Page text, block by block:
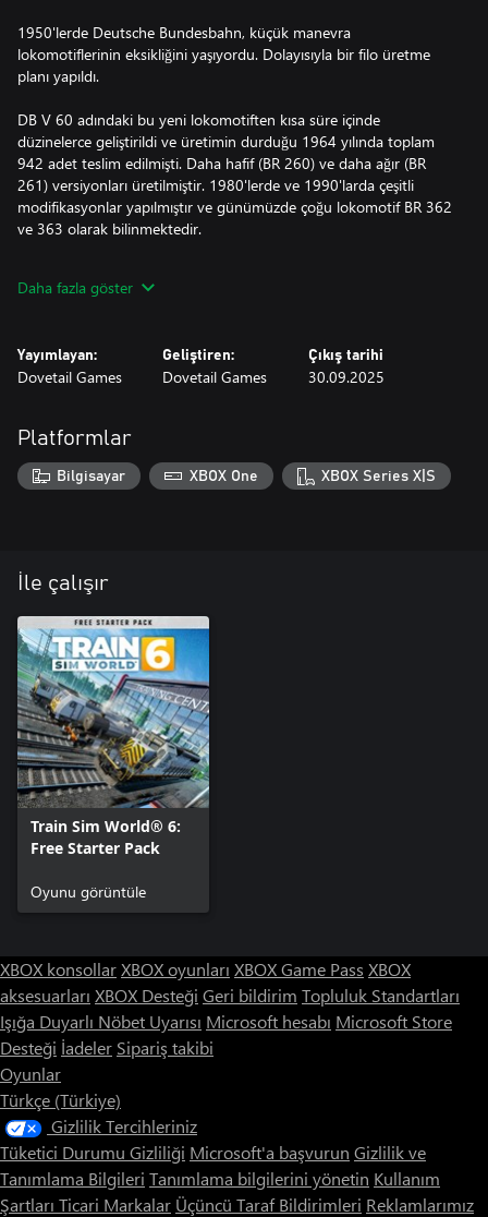
1950'lerde Deutsche Bundesbahn, küçük manevra
lokomotiflerinin eksikliğini yaşıyordu. Dolayısıyla bir filo üretme
planı yapıldı.
DB V 60 adındaki bu yeni lokomotiften kısa süre içinde
düzinelerce geliştirildi ve üretimin durduğu 1964 yılında toplam
942 adet teslim edilmişti. Daha hafif (BR 260) ve daha ağır (BR
261) versiyonları üretilmiştir. 1980'lerde ve 1990'larda çeşitli
modifikasyonlar yapılmıştır ve günümüzde çoğu lokomotif BR 362
ve 363 olarak bilinmektedir.
manevra görevlerinde hizmet vererek hafif yük taşıma işleri
Daha fazla göster
Yayımlayan:
Dovetail Games
Geliştiren:
Dovetail Games
Çıkış tarihi
30.09.2025
Platformlar
Bilgisayar XBOX One XBOX Series X|S
İle çalışır
Train Sim World® 6:
Free Starter Pack
Oyunu görüntüle
XBOX konsollarXBOX oyunları XBOX Game Pass XBOX
aksesuarları XBOX Desteği Geri bildirim Topluluk Standartları
Işığa Duyarlı Nöbet Uyarısı Microsoft hesabı Microsoft Store
Desteği İadeler Sipariş takibi
Oyunlar
Türkçe (Türkiye)
Gizlilik Tercihleriniz
Tüketici Durumu Gizliliği Microsoft'a başvurun Gizlilik ve
Tanımlama Bilgileri Tanımlama bilgilerini yönetin Kullanım
Şartları Ticari Markalar Üçüncü Taraf Bildirimleri Reklamlarımız